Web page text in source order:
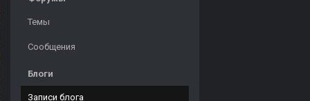
Темы
Сообщения
Блоги
Записи блога